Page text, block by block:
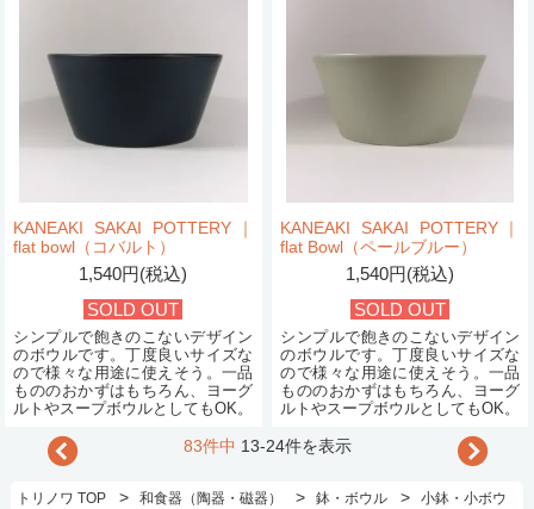
KANEAKI SAKAI POTTERY｜
flat bowl（コバルト）
1,540円(税込)
SOLD OUT
シンプルで飽きのこないデザイン
のボウルです。丁度良いサイズな
ので様々な用途に使えそう。一品
もののおかずはもちろん、ヨーグ
ルトやスープボウルとしてもOK。
KANEAKI SAKAI POTTERY｜
flat Bowl（ペールブルー）
1,540円(税込)
SOLD OUT
シンプルで飽きのこないデザイン
のボウルです。丁度良いサイズな
ので様々な用途に使えそう。一品
もののおかずはもちろん、ヨーグ
ルトやスープボウルとしてもOK。
83件中 13-24件を表示
トリノワ TOP > 和食器（陶器・磁器） > 鉢・ボウル >
小鉢・小ボウ